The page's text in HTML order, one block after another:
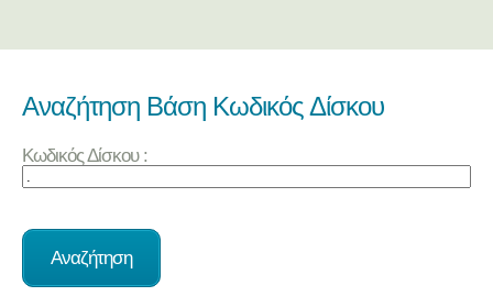
Αναζήτηση Βάση Κωδικός Δίσκου
Κωδικός Δίσκου :